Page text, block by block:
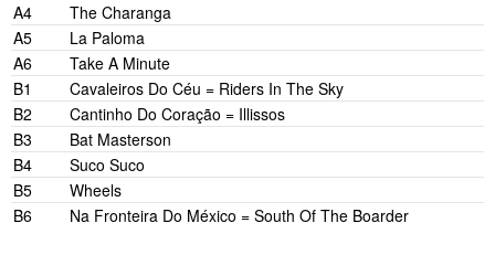
A4
The Charanga
A5
La Paloma
A6
Take A Minute
B1
Cavaleiros Do Céu = Riders In The Sky
B2
Cantinho Do Coração = Illissos
B3
Bat Masterson
B4
Suco Suco
B5
Wheels
B6
Na Fronteira Do México = South Of The Boarder